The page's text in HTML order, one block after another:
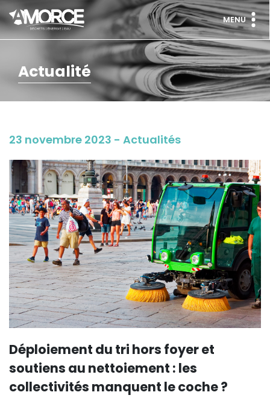
MENU
Actualité
23 novembre 2023 - Actualités
Déploiement du tri hors foyer et
soutiens au nettoiement : les
collectivités manquent le coche ?